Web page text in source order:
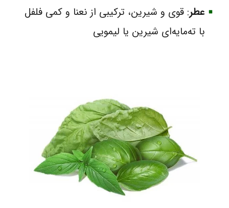
عطر: قوی و شیرین، ترکیبی از نعنا و کمی فلفل
با ته‌مایه‌ای شیرین یا لیمویی